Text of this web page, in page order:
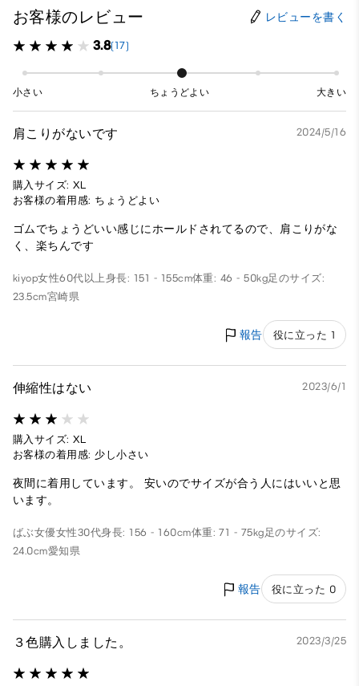
お客様のレビュー レビューを書く
3.8(17)
小さい ちょうどよい 大きい
肩こりがないです 2024/5/16
購入サイズ: XL
お客様の着用感: ちょうどよい
ゴムでちょうどいい感じにホールドされてるので、肩こりがな
く、楽ちんです
kiyop女性60代以上身長: 151 - 155cm体重: 46 - 50kg足のサイズ:
23.5cm宮崎県
報告 役に立った 1
伸縮性はない 2023/6/1
購入サイズ: XL
お客様の着用感: 少し小さい
夜間に着用しています。 安いのでサイズが合う人にはいいと思
います。
ばぶ女優女性30代身長: 156 - 160cm体重: 71 - 75kg足のサイズ:
24.0cm愛知県
報告 役に立った 0
３色購入しました。 2023/3/25